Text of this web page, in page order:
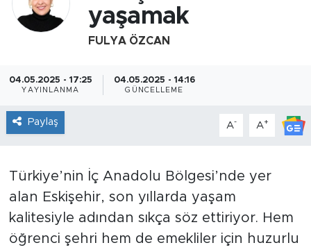
yaşamak
FULYA ÖZCAN
04.05.2025 - 17:25
YAYINLANMA
04.05.2025 - 14:16
GÜNCELLEME
Paylaş A- A+
Türkiye’nin İç Anadolu Bölgesi’nde yer
alan Eskişehir, son yıllarda yaşam
kalitesiyle adından sıkça söz ettiriyor. Hem
öğrenci şehri hem de emekliler için huzurlu
Gündem
Spor
Sağlık
Tarihçe
Resmi İlanlar
Eskişehir Trafik Yoğunluk Haritası
Tüm Manşetler
Son Dakika Haberleri